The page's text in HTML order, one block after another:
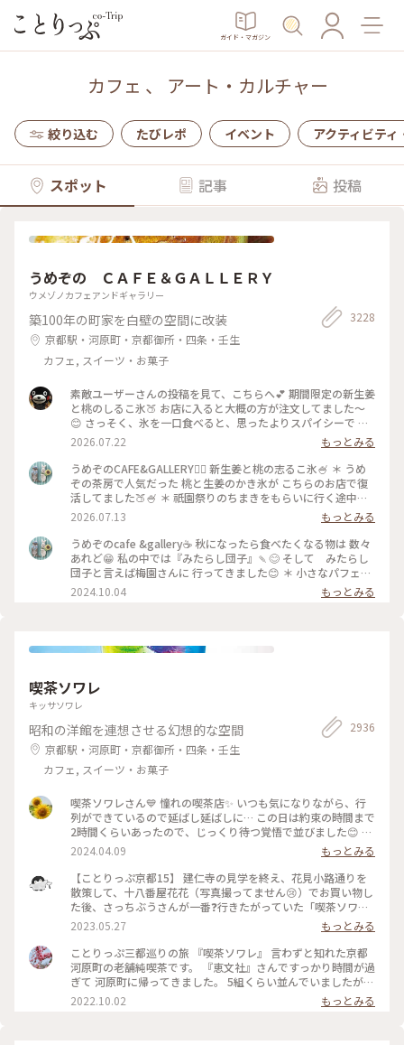
ガイド・マガジン
カフェ 、 アート・カルチャー
絞り込む たびレポ イベント アクティビティ
スポット 記事 投稿
うめぞの ＣＡＦＥ＆ＧＡＬＬＥＲＹ
ウメゾノカフェアンドギャラリー
築100年の町家を白壁の空間に改装
京都駅・河原町・京都御所・四条・壬生
カフェ, スイーツ・お菓子
3228
素敵ユーザーさんの投稿を見て、こちらへ💕 期間限定の新生姜
と桃のしるこ氷🍑 お店に入ると大概の方が注文してました〜
😊 さっそく、氷を一口食べると、思ったよりスパイシーで 生
姜の風味が口いっぱい広がります🥰 氷で生姜…はじめて…！
桃も程よい量で、食べ進めると下には、こし餡！ だから、し
るこなんですね〜🤔 頼んだ時は、何でだろうと思ったけど、な
るほど〜です😘 この後も、山鉾巡りなので、あっという間に
汗💦になるけど、 真夏に食べるかき氷🍧、魅力的ですよね✨✨
2026.07.22
もっとみる
うめぞのCAFE&GALLERY🏳️‍🌈 新生姜と桃の志るこ氷🍧 ＊ うめ
ぞの茶房で人気だった 桃と生姜のかき氷が こちらのお店で復
活してました🍑🍧 ＊ 祇園祭りのちまきをもらいに行く途中に
寄ろうかなどうしようかな？と 考えながら前を通ったら桃氷
の看板でていたので スルーできませんでした😆 ＊ ぴりりとく
る新生姜のシロップが すごいアクセントになって🫚 合間合間
にみずみずしい桃のスライスを いただきます🍑 ちょっと見え
づらいですが 中にはもっちり白玉と そしてこし餡が入ってい
るので 最後には、しるこ氷としていただきました😊 ＊ 人気か
き氷だけに🍧 私が最後の一杯だったようで 注文したあとにす
に幸せでした😊 ＊ ギャラリーでは風鈴展が🎐 陶器のブルーの
めぞの #梅園
2026.07.13
もっとみる
うめぞのcafe &gallery☕️ 秋になったら食べたくなる物は 数々
あれど😁 私の中では『みたらし団子』🍡😊 そして みたらし
団子と言えば梅園さんに 行ってきました😊 ＊ 小さなパフェと
みたらし団子のセット🩷 この小さなパフェのセットが復活し
て 小躍りです😁 パフェにはわらび餅と小さな抹茶アイスとク
しい 蜜がたっぷりのみたらし団子はやっぱり 美味しかったで
れます😊 店内の配置を変えられたようで✨ 奥の中庭前の席が2
人席になり 通い始めて幾数年 初めて窓際に座る事ができま
した😊 中庭がいい感じです😊🌳 ＊ うめぞのcafe＆galleryは
ちょっと甘い物が食べたいなぁーと 思う時に足が向いてしま
うお店です😊 #京都カフェ #パフェ活2024 #みたらし団子 #秋
の彩り #クラシカルな街 #私の好きな京都
2024.10.04 もっとみる
喫茶ソワレ
キッサソワレ
昭和の洋館を連想させる幻想的な空間
京都駅・河原町・京都御所・四条・壬生
カフェ, スイーツ・お菓子
2936
喫茶ソワレさん💙 憧れの喫茶店✨ いつも気になりながら、行
列ができているので延ばし延ばしに… この日は約束の時間まで
2時間くらいあったので、じっくり待つ覚悟で並びました😊 待
つ間も皆さんの投稿で拝見していた青の世界を想像し、ワクワ
ク💓 結局1時間ほど待ち、店内へ。 1番奥の、部屋が見渡せる
席に着きました。 深く青く、まるで別世界に入ったようです
💙 ぶどうの透かし彫りやライトもクラシックでキレイ✨ 頼ん
だのはご存じゼリーポンチ🌈✨ キレイ～✨ 優しいランプの明か
りにかざすとキラキラします✨ ゼリーの懐かしい感じや優しい
炭酸もいい！ 中の氷がゼリーと同じサイズで、ゼリーだと思
って口に入れてびっくりしてしまいました💦 あっという間に
食べ終わってしまいました😣 まだこの雰囲気の中にいたくて
コーヒーでも頼みたい…と思いましたが、きっと外には長い行
列ができているでしょうからお店を後にしました。 またこの
特別な空間に会いに行きたいです💙 #電車旅 #喫茶ソワレ #喫
2024.04.09
もっとみる
【ことりっぷ京都15】 建仁寺の見学を終え、花見小路通りを
散策して、十八番屋花花（写真撮ってません😢）でお買い物し
た後、さっちぶうさんが一番❓行きたがっていた「喫茶ソワ
レ」さんに向かいました😊 人気のお店なので長蛇の列ができ
ていると覚悟して行ったのですが、運良く２組しか待っていま
せんでした😄 15分くらいで案内され、２階の窓側の席へ。若
いグループばっかり😱 あ、でも、男性だけで来ているグルー
プも😊 私はヨーグルトポンチ、さっちぶうさんはゼリーポン
チフロートを注文しました。 店内の雰囲気は、暗めの照明で
したが、落ち着いていて良い雰囲気でした。 美味しくいただ
2023.05.27
もっとみる
ことりっぷ三都巡りの旅 『喫茶ソワレ』 言わずと知れた京都
河原町の老舗純喫茶です。 『恵文社』さんですっかり時間が過
ぎて 河原町に帰ってきました。 5組くらい並んでいましたが、
次々と呼ばれて すんなりと入店できました。 昔ながらのお店
を守っておられ、 狭い店内ですが、運良く2階の窓辺の 小さな
2022.10.02 もっとみる